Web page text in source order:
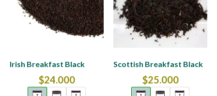
Irish Breakfast Black
$24.000
Scottish Breakfast Black
$25.000